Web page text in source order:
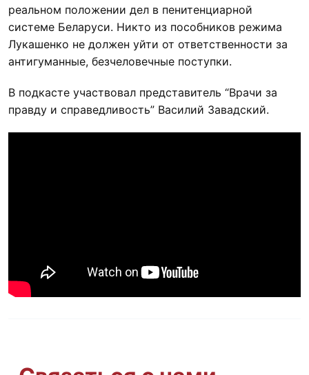
реальном положении дел в пенитенциарной
системе Беларуси. Никто из пособников режима
Лукашенко не должен уйти от ответственности за
антигуманные, безчеловечные поступки.
В подкасте участвовал представитель “Врачи за
правду и справедливость” Василий Завадский.